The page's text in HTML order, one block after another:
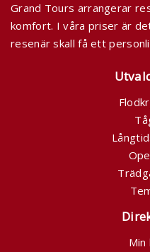
Grand Tours arrangerar
komfort. I våra priser är
resenär skall få ett
Min